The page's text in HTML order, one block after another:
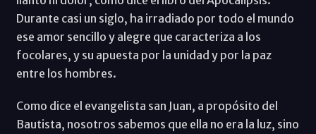
Durante casi un siglo, ha irradiado por todo el mundo
ese amor sencillo y alegre que caracteriza a los
focolares, y su apuesta por la unidad y por la paz
entre los hombres.
Como dice el evangelista san Juan, a propósito del
Bautista, nosotros sabemos que ella no era la luz, sino